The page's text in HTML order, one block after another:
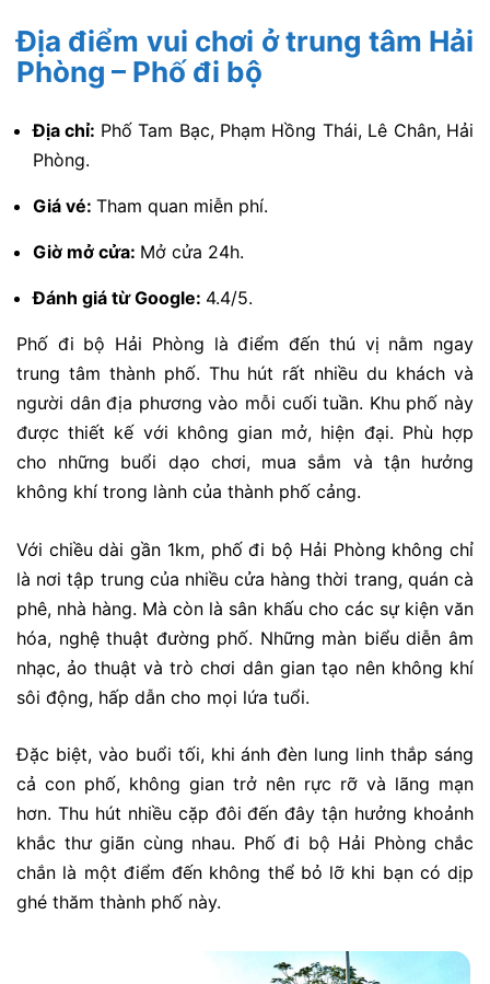
Địa điểm vui chơi ở trung tâm Hải
Phòng – Phố đi bộ
Địa chỉ: Phố Tam Bạc, Phạm Hồng Thái, Lê Chân, Hải
Phòng.
Giá vé: Tham quan miễn phí.
Giờ mở cửa: Mở cửa 24h.
Đánh giá từ Google: 4.4/5.
Phố đi bộ Hải Phòng là điểm đến thú vị nằm ngay
trung tâm thành phố. Thu hút rất nhiều du khách và
người dân địa phương vào mỗi cuối tuần. Khu phố này
được thiết kế với không gian mở, hiện đại. Phù hợp
cho những buổi dạo chơi, mua sắm và tận hưởng
không khí trong lành của thành phố cảng.
Với chiều dài gần 1km, phố đi bộ Hải Phòng không chỉ
là nơi tập trung của nhiều cửa hàng thời trang, quán cà
phê, nhà hàng. Mà còn là sân khấu cho các sự kiện văn
hóa, nghệ thuật đường phố. Những màn biểu diễn âm
nhạc, ảo thuật và trò chơi dân gian tạo nên không khí
sôi động, hấp dẫn cho mọi lứa tuổi.
Đặc biệt, vào buổi tối, khi ánh đèn lung linh thắp sáng
cả con phố, không gian trở nên rực rỡ và lãng mạn
hơn. Thu hút nhiều cặp đôi đến đây tận hưởng khoảnh
khắc thư giãn cùng nhau. Phố đi bộ Hải Phòng chắc
chắn là một điểm đến không thể bỏ lỡ khi bạn có dịp
ghé thăm thành phố này.